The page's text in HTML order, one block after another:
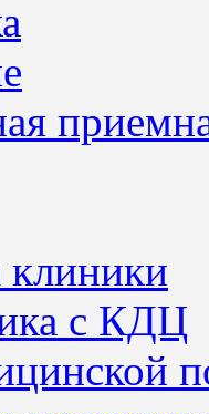
клиники
с КДЦ